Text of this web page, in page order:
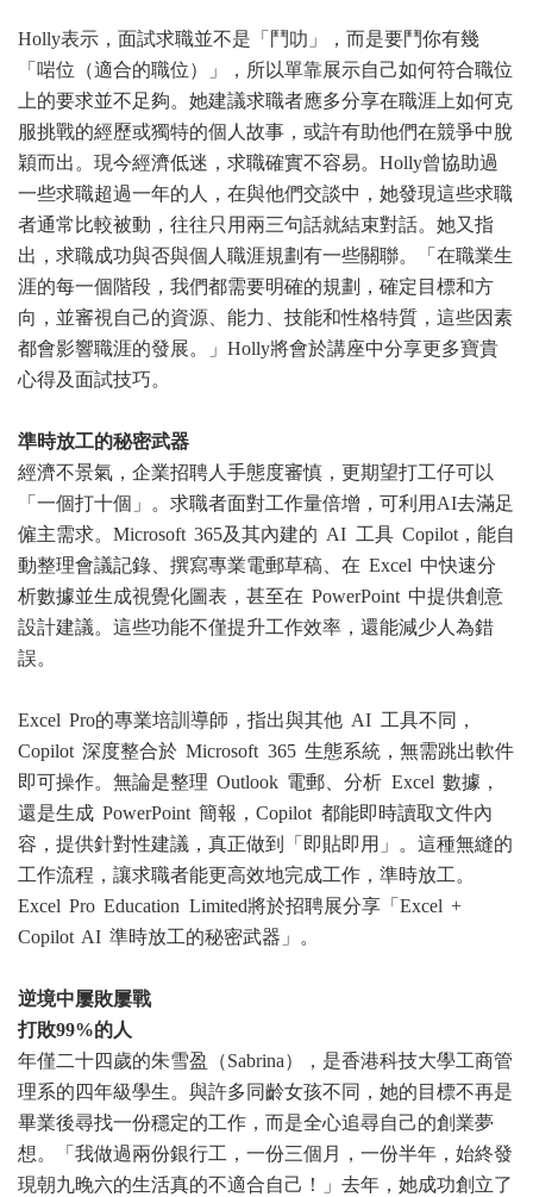
Holly表示，面試求職並不是「鬥叻」，而是要鬥你有幾
「啱位（適合的職位）」，所以單靠展示自己如何符合職位
上的要求並不足夠。她建議求職者應多分享在職涯上如何克
服挑戰的經歷或獨特的個人故事，或許有助他們在競爭中脫
穎而出。現今經濟低迷，求職確實不容易。Holly曾協助過
一些求職超過一年的人，在與他們交談中，她發現這些求職
者通常比較被動，往往只用兩三句話就結束對話。她又指
出，求職成功與否與個人職涯規劃有一些關聯。「在職業生
涯的每一個階段，我們都需要明確的規劃，確定目標和方
向，並審視自己的資源、能力、技能和性格特質，這些因素
都會影響職涯的發展。」Holly將會於講座中分享更多寶貴
心得及面試技巧。
準時放工的秘密武器
經濟不景氣，企業招聘人手態度審慎，更期望打工仔可以
「一個打十個」。求職者面對工作量倍增，可利用AI去滿足
僱主需求。Microsoft 365及其內建的 AI 工具 Copilot，能自
動整理會議記錄、撰寫專業電郵草稿、在 Excel 中快速分
析數據並生成視覺化圖表，甚至在 PowerPoint 中提供創意
設計建議。這些功能不僅提升工作效率，還能減少人為錯
誤。
Excel Pro的專業培訓導師，指出與其他 AI 工具不同，
Copilot 深度整合於 Microsoft 365 生態系統，無需跳出軟件
即可操作。無論是整理 Outlook 電郵、分析 Excel 數據，
還是生成 PowerPoint 簡報，Copilot 都能即時讀取文件內
容，提供針對性建議，真正做到「即貼即用」。這種無縫的
工作流程，讓求職者能更高效地完成工作，準時放工。
Excel Pro Education Limited將於招聘展分享「Excel +
Copilot AI 準時放工的秘密武器」。
逆境中屢敗屢戰
打敗99%的人
年僅二十四歲的朱雪盈（Sabrina），是香港科技大學工商管
理系的四年級學生。與許多同齡女孩不同，她的目標不再是
畢業後尋找一份穩定的工作，而是全心追尋自己的創業夢
想。「我做過兩份銀行工，一份三個月，一份半年，始終發
現朝九晚六的生活真的不適合自己！」去年，她成功創立了